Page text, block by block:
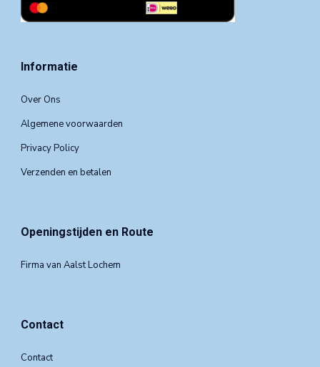
Informatie
Over Ons
Algemene voorwaarden
Privacy Policy
Verzenden en betalen
Openingstijden en Route
Firma van Aalst Lochem
Contact
Contact